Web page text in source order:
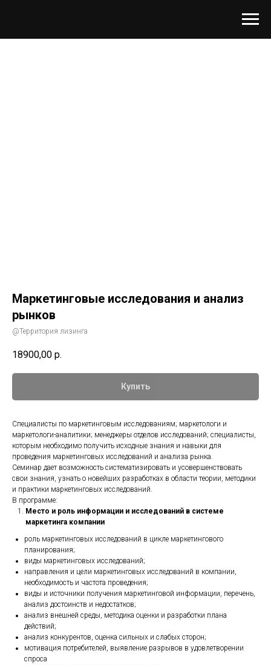
Маркетинговые исследования и анализ
рынков
@Территория лизинга
18900,00 р.
Купить
Cпециалисты по маркетинговым исследованиям; маркетологи и
маркетологи-аналитики; менеджеры отделов исследований; специалисты,
которым необходимо получить исходные знания и навыки для
проведения маркетинговых исследований и анализа рынка.
Семинар дает возможность систематизировать и усовершенствовать
свои знания, узнать о новейших разработках в области теории, методики
и практики маркетинговых исследований.
В программе:
Место и роль информации и исследований в системе
маркетинга компании
роль маркетинговых исследований в цикле маркетингового
планирования;
виды маркетинговых исследований;
направления и цели маркетинговых исследований в компании,
необходимость и частота проведения;
виды и источники получения маркетинговой информации, перечень,
анализ достоинств и недостатков;
анализ внешней среды, методика оценки и разработки плана
действий;
анализ конкурентов, оценка сильных и слабых сторон;
мотивация потребителей, выявление разрывов в удовлетворении
спроса